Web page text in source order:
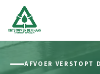
AFVOER VERSTOPT